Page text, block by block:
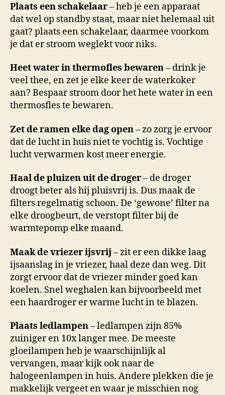
Plaats een schakelaar– heb je een apparaat
dat wel op standby staat, maar niet helemaal uit
gaat? plaats een schakelaar, daarmee voorkom
je dat er stroom weglekt voor niks.
Heet water in thermofles bewaren– drink je
veel thee, en zet je elke keer de waterkoker
aan? Bespaar stroom door het hete water in een
thermosfles te bewaren.
Zet de ramen elke dag open– zo zorg je ervoor
dat de lucht in huis niet te vochtig is. Vochtige
lucht verwarmen kost meer energie.
Haal de pluizen uit de droger– de droger
droogt beter als hij pluisvrij is. Dus maak de
filters regelmatig schoon. De ‘gewone’ filter na
elke droogbeurt, de verstopt filter bij de
warmtepomp elke maand.
Maak de vriezer ijsvrij – zit er een dikke laag
ijsaanslag in je vriezer, haal deze dan weg. Dit
zorgt ervoor dat de vriezer minder goed kan
koelen. Snel weghalen kan bijvoorbeeld met
een haardroger er warme lucht in te blazen.
Plaats ledlampen– ledlampen zijn 85%
zuiniger en 10x langer mee. De meeste
gloeilampen heb je waarschijnlijk al
vervangen, maar kijk ook naar de
halogeenlampen in huis. Andere plekken die je
makkelijk vergeet en waar je misschien nog